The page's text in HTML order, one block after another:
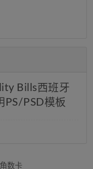
Bills西班牙
PS/PSD模板
数卡